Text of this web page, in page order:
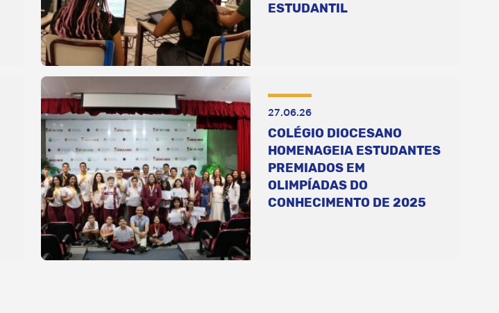
ESTUDANTIL
27.06.26
COLÉGIO DIOCESANO
HOMENAGEIA ESTUDANTES
PREMIADOS EM
OLIMPÍADAS DO
CONHECIMENTO DE 2025